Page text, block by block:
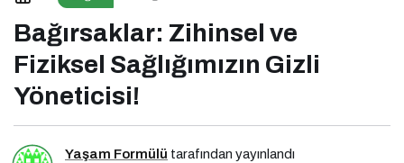
Bağırsaklar: Zihinsel ve
Fiziksel Sağlığımızın Gizli
Yöneticisi!
Yaşam Formülü tarafından yayınlandı